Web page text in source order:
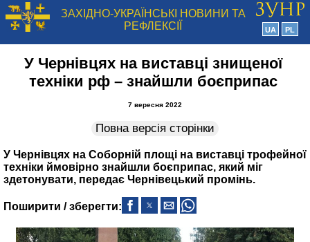
ЗАХІДНО-УКРАЇНСЬКІ НОВИНИ ТА
РЕФЛЕКСІЇ
UA PL
У Чернівцях на виставці знищеної
техніки рф – знайшли боєприпас
7 вересня 2022
Повна версія сторінки
У Чернівцях на Соборній площі на виставці трофейної
техніки ймовірно знайшли боєприпас, який міг
здетонувати, передає Чернівецький промінь.
Поширити / зберегти: